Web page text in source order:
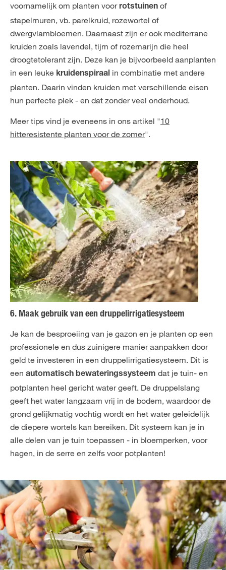
voornamelijk om planten voorrotstuinen of
stapelmuren, vb. parelkruid, rozewortel of
dwergvlambloemen. Daarnaast zijn er ook mediterrane
kruiden zoals lavendel, tijm of rozemarijn die heel
droogtetolerant zijn. Deze kan je bijvoorbeeld aanplanten
in een leuke kruidenspiraal in combinatie met andere
planten. Daarin vinden kruiden met verschillende eisen
hun perfecte plek - en dat zonder veel onderhoud.
Meer tips vind je eveneens in ons artikel "10
hitteresistente planten voor de zomer".
6. Maak gebruik van een druppelirrigatiesysteem
Je kan de besproeiing van je gazon en je planten op een
professionele en dus zuinigere manier aanpakken door
geld te investeren in een druppelirrigatiesysteem. Dit is
een automatisch bewateringssysteem dat je tuin- en
potplanten heel gericht water geeft. De druppelslang
geeft het water langzaam vrij in de bodem, waardoor de
grond gelijkmatig vochtig wordt en het water geleidelijk
de diepere wortels kan bereiken. Dit systeem kan je in
alle delen van je tuin toepassen - in bloemperken, voor
hagen, in de serre en zelfs voor potplanten!